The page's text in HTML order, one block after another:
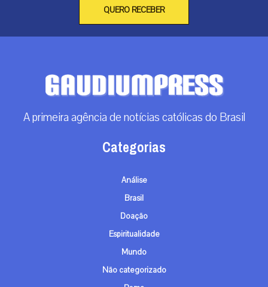
QUERO RECEBER
A primeira agência de notícias católicas do Brasil
Categorias
Análise
Brasil
Doação
Espiritualidade
Mundo
Não categorizado